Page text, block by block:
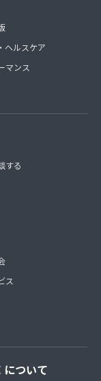
ヘルスケア
マンス
する
ス
について